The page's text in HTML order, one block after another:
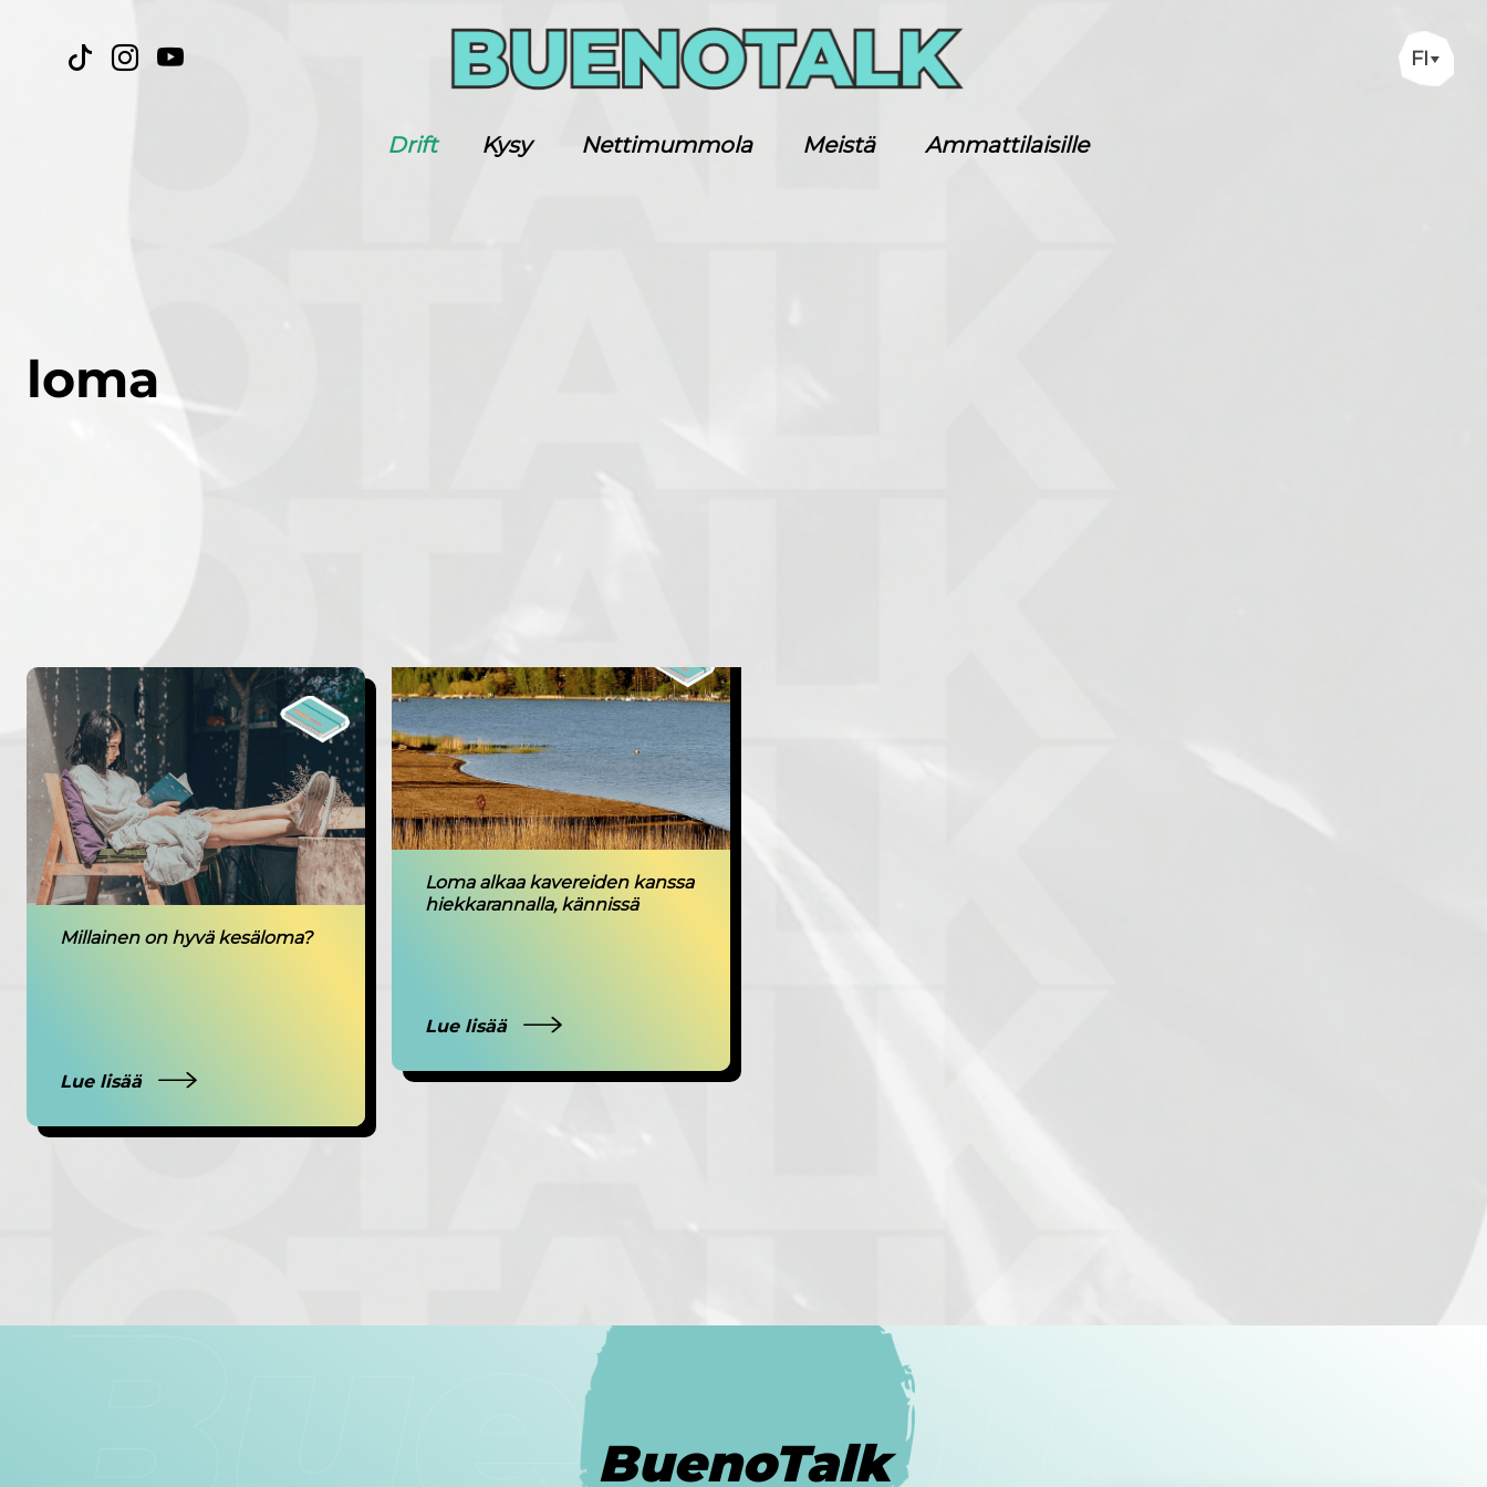
FI
Drift Kysy Nettimummola Meistä Ammattilaisille
loma
Millainen on hyvä kesäloma?
Lue lisää
Loma alkaa kavereiden kanssa
hiekkarannalla, kännissä
Lue lisää
BuenoTalk